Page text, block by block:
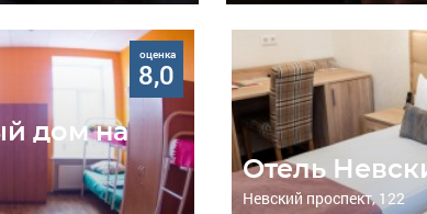
оценка
8,0
дом на
Отель
Невский проспект, 122